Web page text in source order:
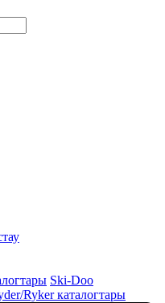
Ski-Doo
Ryker каталогтары